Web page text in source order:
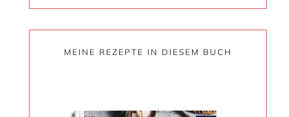
MEINE REZEPTE IN DIESEM BUCH